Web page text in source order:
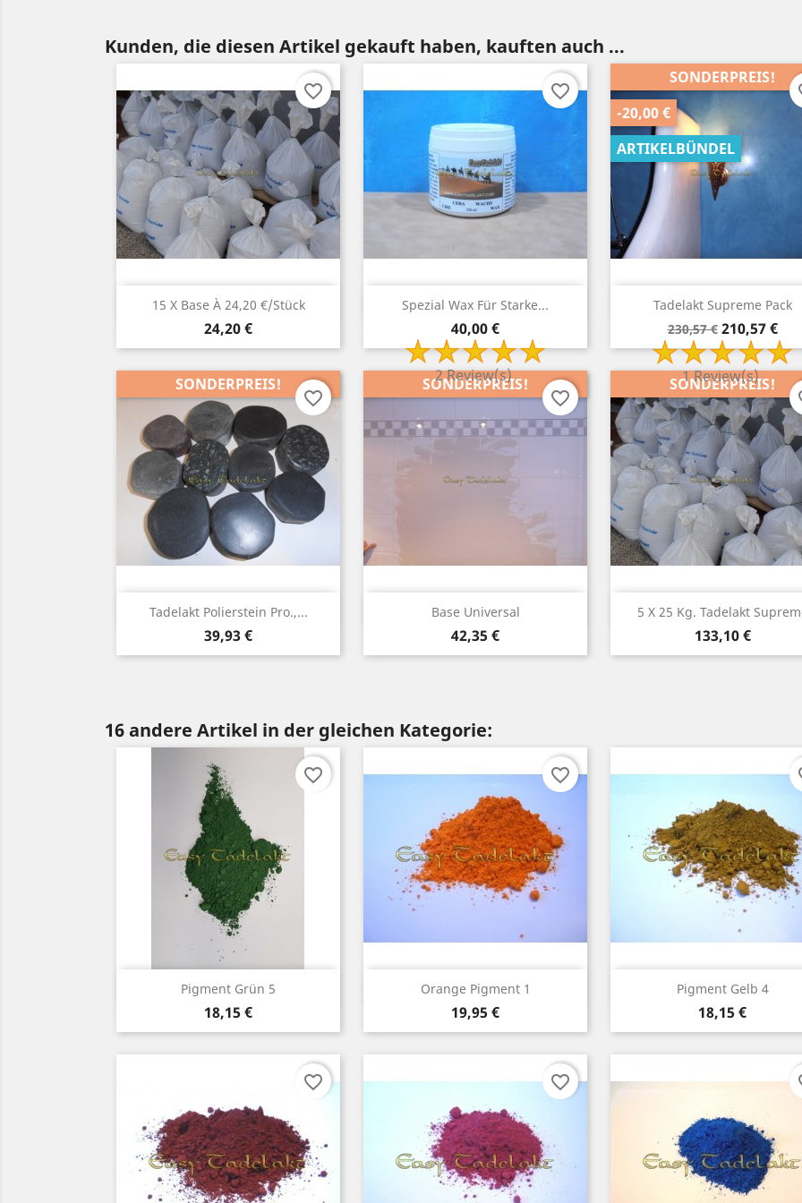
Kunden, die diesen Artikel gekauft haben, kauften auch ...
15 X Base À 24,20 €/Stück
Preis
24,20 €
Vorschau
favorite_border
Spezial Wax Für Starke...
Preis
40,00 €
2 Review(s)
Vorschau
favorite_border
Tadelakt Supreme Pack
Verkaufspreis
230,57 € Preis
210,57 €
1 Review(s)
SONDERPREIS!
-20,00 €
ARTIKELBÜNDEL
Vorschau
Tadelakt Polierstein Pro.,...
Preis
39,93 €
SONDERPREIS!
Vorschau
favorite_border
Base Universal
Preis
42,35 €
SONDERPREIS!
Vorschau
favorite_border
5 X 25 Kg. Tadelakt
Preis
133,10 €
SONDERPREIS!
 Vorschau
16 andere Artikel in der gleichen Kategorie:
Pigment Grün 5
Preis
18,15 €
Vorschau
favorite_border
Orange Pigment 1
Preis
19,95 €
Vorschau
favorite_border
Pigment Gelb 4
Preis
18,15 €
Vorschau
favorite_border favorite_border